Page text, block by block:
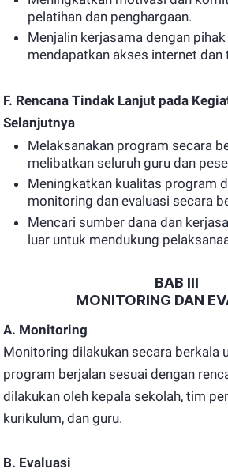
pelatihan dan penghargaan.
Menjalin kerjasama dengan
mendapatkan akses internet dan
F. Rencana Tindak Lanjut pada
Selanjutnya
Melaksanakan program secara
melibatkan seluruh guru dan
Meningkatkan kualitas program
monitoring dan evaluasi secara
Mencari sumber dana dan
luar untuk mendukung
BAB III
MONITORING DAN
A. Monitoring
Monitoring dilakukan secara berkala
program berjalan sesuai dengan
dilakukan oleh kepala sekolah, tim
kurikulum, dan guru.
B. Evaluasi